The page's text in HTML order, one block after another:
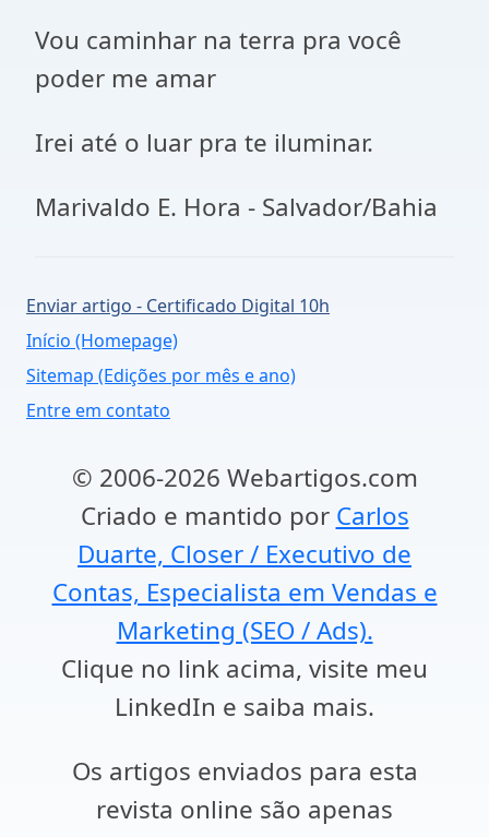
Vou caminhar na terra pra você
poder me amar
Irei até o luar pra te iluminar.
Marivaldo E. Hora - Salvador/Bahia
Enviar artigo - Certificado Digital 10h
Início (Homepage)
Sitemap (Edições por mês e ano)
Entre em contato
© 2006-2026 Webartigos.com
Criado e mantido por Carlos
Duarte, Closer / Executivo de
Contas, Especialista em Vendas e
Marketing (SEO / Ads).
Clique no link acima, visite meu
LinkedIn e saiba mais.
Os artigos enviados para esta
revista online são apenas